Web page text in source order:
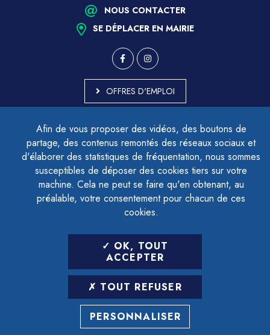
Afin de vous proposer des vidéos, des boutons de
partage, des contenus remontés des réseaux sociaux et
d'élaborer des statistiques de fréquentation, nous sommes
susceptibles de déposer des cookies tiers sur votre
machine. Cela ne peut se faire qu'en obtenant, au
préalable, votre consentement pour chacun de ces
cookies.
OK, TOUT
ACCEPTER
TOUT REFUSER
PERSONNALISER
NOUS CONTACTER
SE DÉPLACER EN MAIRIE
OFFRES D'EMPLOI
ACCESSIBILITÉ - PARTIELLEMENT CONFORME
PLAN DU SITE
MENTIONS LÉGALES
CONTACTER LE DÉLÉGUÉ À LA PROTECTION DES DONNÉES
GESTION DES COOKIES
LETTRE D'INFORMATION
SAISIR VOTRE ADRESSE E-MAIL
POUR VOUS INSCRIRE :
ARCHIVES DÉSINSCRIPTION